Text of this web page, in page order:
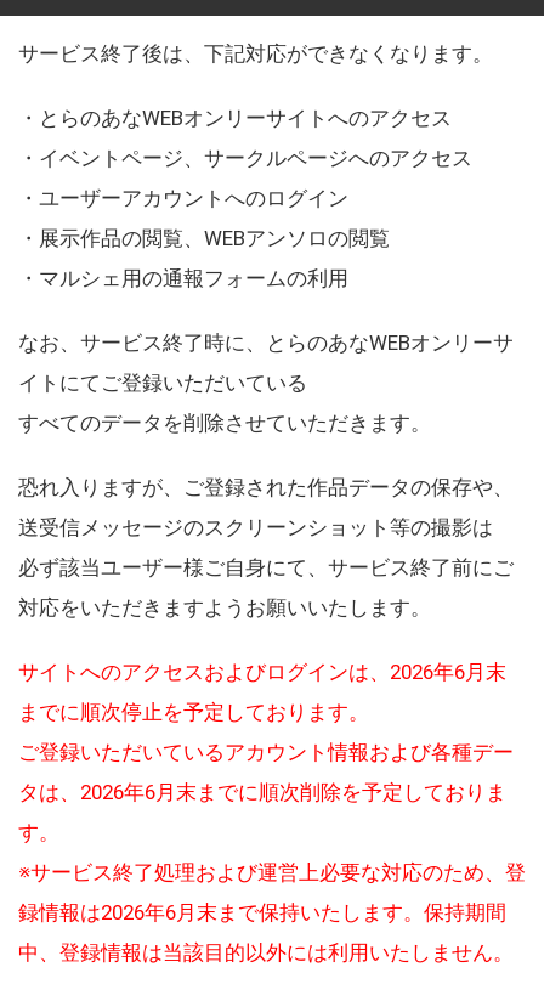
サービス終了後は、下記対応ができなくなります。
・とらのあなWEBオンリーサイトへのアクセス
・イベントページ、サークルページへのアクセス
・ユーザーアカウントへのログイン
・展示作品の閲覧、WEBアンソロの閲覧
・マルシェ用の通報フォームの利用
なお、サービス終了時に、とらのあなWEBオンリーサ
イトにてご登録いただいている
すべてのデータを削除させていただきます。
恐れ入りますが、ご登録された作品データの保存や、
送受信メッセージのスクリーンショット等の撮影は
必ず該当ユーザー様ご自身にて、サービス終了前にご
対応をいただきますようお願いいたします。
サイトへのアクセスおよびログインは、2026年6月末
までに順次停止を予定しております。
ご登録いただいているアカウント情報および各種デー
タは、2026年6月末までに順次削除を予定しておりま
す。
※サービス終了処理および運営上必要な対応のため、登
録情報は2026年6月末まで保持いたします。保持期間
中、登録情報は当該目的以外には利用いたしません。